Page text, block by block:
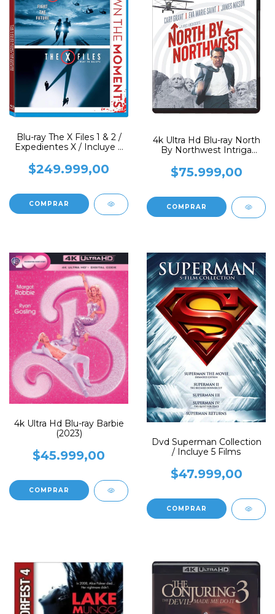
Blu-ray The X Files 1 & 2 /
Expedientes X / Incluye 2
$249.999,00
4k Ultra Hd Blu-ray North
By Northwest Intriga
$75.999,00
4k Ultra Hd Blu-ray Barbie
(2023)
$45.999,00
Dvd Superman Collection
/ Incluye 5 Films
$47.999,00